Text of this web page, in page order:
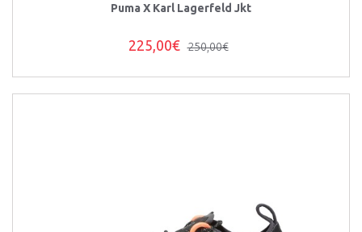
Puma X Karl Lagerfeld Jkt
225,00€ 250,00€